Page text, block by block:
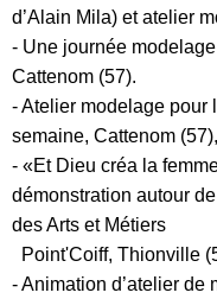
d’Alain Mila) et atelier
- Une journée
Cattenom (57).
- Atelier modelage pour
semaine, Cattenom
- «Et Dieu créa la
démonstration autour
des Arts et Métiers
Point'Coiff, Thionville
- Animation d’atelier de